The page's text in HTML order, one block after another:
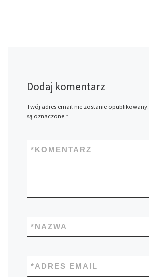
Dodaj komentarz
Twój adres email nie zostanie opublikowany.
są oznaczone *
KOMENTARZ
*
NAZWA
*
ADRES EMAIL
*